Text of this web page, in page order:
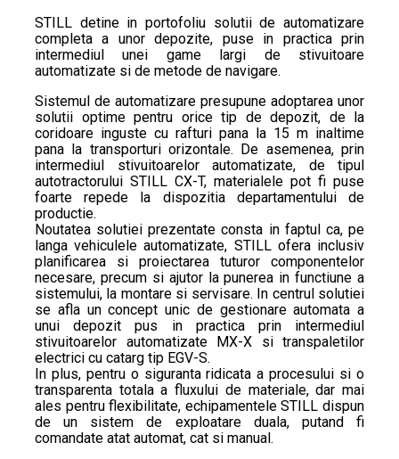
STILL detine in portofoliu solutii de automatizare
completa a unor depozite, puse in practica prin
intermediul unei game largi de stivuitoare
automatizate si de metode de navigare.
Sistemul de automatizare presupune adoptarea unor
solutii optime pentru orice tip de depozit, de la
coridoare inguste cu rafturi pana la 15 m inaltime
pana la transporturi orizontale. De asemenea, prin
intermediul stivuitoarelor automatizate, de tipul
autotractorului STILL CX-T, materialele pot fi puse
foarte repede la dispozitia departamentului de
productie.
Noutatea solutiei prezentate consta in faptul ca, pe
langa vehiculele automatizate, STILL ofera inclusiv
planificarea si proiectarea tuturor componentelor
necesare, precum si ajutor la punerea in functiune a
sistemului, la montare si servisare. In centrul solutiei
se afla un concept unic de gestionare automata a
unui depozit pus in practica prin intermediul
stivuitoarelor automatizate MX-X si transpaletilor
electrici cu catarg tip EGV-S.
In plus, pentru o siguranta ridicata a procesului si o
transparenta totala a fluxului de materiale, dar mai
ales pentru flexibilitate, echipamentele STILL dispun
de un sistem de exploatare duala, putand fi
comandate atat automat, cat si manual.